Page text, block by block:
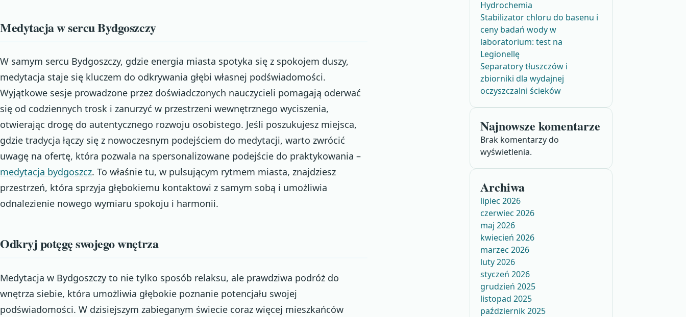
Medytacja w sercu Bydgoszczy
W samym sercu Bydgoszczy, gdzie energia miasta spotyka się z spokojem duszy,
medytacja staje się kluczem do odkrywania głębi własnej podświadomości.
Wyjątkowe sesje prowadzone przez doświadczonych nauczycieli pomagają oderwać
się od codziennych trosk i zanurzyć w przestrzeni wewnętrznego wyciszenia,
otwierając drogę do autentycznego rozwoju osobistego. Jeśli poszukujesz miejsca,
gdzie tradycja łączy się z nowoczesnym podejściem do medytacji, warto zwrócić
uwagę na ofertę, która pozwala na spersonalizowane podejście do praktykowania –
medytacja bydgoszcz. To właśnie tu, w pulsującym rytmem miasta, znajdziesz
przestrzeń, która sprzyja głębokiemu kontaktowi z samym sobą i umożliwia
odnalezienie nowego wymiaru spokoju i harmonii.
Odkryj potęgę swojego wnętrza
Medytacja w Bydgoszczy to nie tylko sposób relaksu, ale prawdziwa podróż do
wnętrza siebie, która umożliwia głębokie poznanie potencjału swojej
podświadomości. W dzisiejszym zabieganym świecie coraz więcej mieszkańców
Hydrochemia
Stabilizator chloru do basenu i
ceny badań wody w
laboratorium: test na
Legionellę
Separatory tłuszczów i
zbiorniki dla wydajnej
oczyszczalni ścieków
Najnowsze komentarze
Brak komentarzy do
wyświetlenia.
Archiwa
lipiec 2026
czerwiec 2026
maj 2026
kwiecień 2026
marzec 2026
luty 2026
styczeń 2026
grudzień 2025
listopad 2025
październik 2025